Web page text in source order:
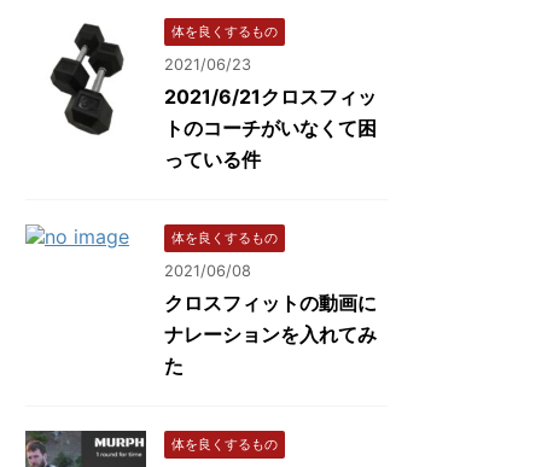
体を良くするもの
2021/06/23
2021/6/21クロスフィッ
トのコーチがいなくて困
っている件
体を良くするもの
2021/06/08
クロスフィットの動画に
ナレーションを入れてみ
た
体を良くするもの